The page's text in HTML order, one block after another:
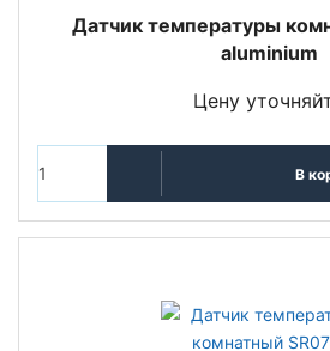
Датчик температуры
aluminium
Цену
В